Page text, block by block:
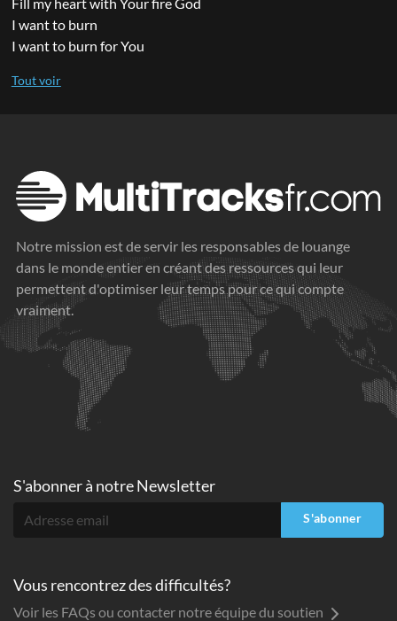
I want to burn
I want to burn for You
Notre mission est de servir les responsables de louange
dans le monde entier en créant des ressources qui leur
permettent d'optimiser leur temps pour ce qui compte
vraiment.
S'abonner à notre Newsletter
S'abonner
Vous rencontrez des difficultés?
Voir les FAQs ou contacter notre équipe du soutien